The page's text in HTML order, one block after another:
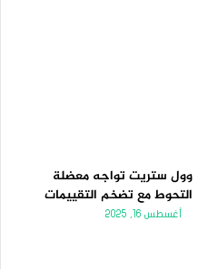
وول ستريت تواجه معضلة
التحوط مع تضخم التقييمات
أغسطس 16, 2025